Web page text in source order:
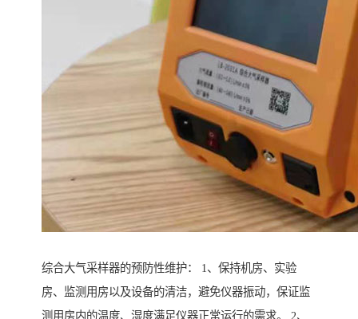
综合大气采样器的预防性维护： 1、保持机房、实验
房、监测用房以及设备的清洁，避免仪器振动，保证监
测用房内的温度、湿度满足仪器正常运行的需求。 2、